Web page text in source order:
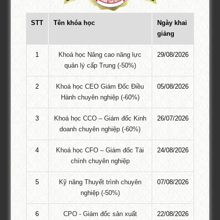
nhu cầu kinh doanh trên TikTok Shop. Khóa học chia làm 4 phần
Khóa học quản lý con người tại TPHCM
Khóa Học Chăm sóc khách hàng và giải
quyết khiếu nại TPHCM
Khóa học Chăm sóc khách hàng và giải quyết khiếu nại Tại
của Tom Peters đã khẳng định phần nào vai trò quan trọng của
khách hàng đối với doanh nghiệp (DN). Là nhân tố quan trọng ảnh
hưởng đến mọi …
STT Tên khóa học
Ngày khai
giảng
1
Khoá học Nâng cao năng lực
quản lý cấp Trung (-50%)
29/08/2026
2
Khoá học CEO Giám Đốc Điều
Hành chuyên nghiệp (-60%)
05/08/2026
3
Khoá học CCO – Giám đốc Kinh
doanh chuyên nghiệp (-60%)
26/07/2026
4
Khoá học CFO – Giám đốc Tài
chính chuyên nghiệp
24/08/2026
5
Kỹ năng Thuyết trình chuyên
nghiệp (-50%)
07/08/2026
6
CPO - Giám đốc sản xuất
22/08/2026